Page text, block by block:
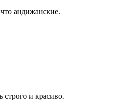
андижанские.
и красиво.